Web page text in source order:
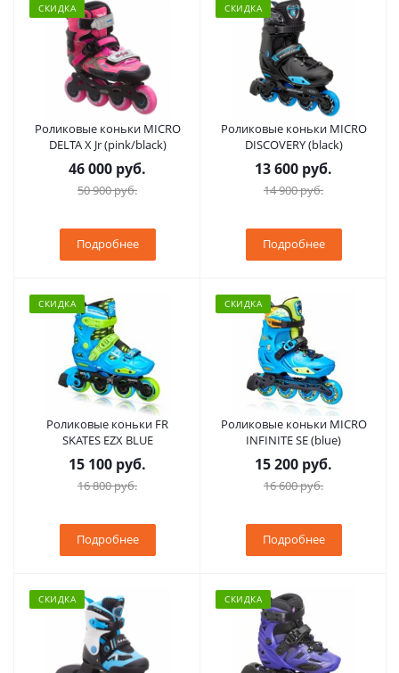
СКИДКА
Роликовые коньки MICRO
DELTA X Jr (pink/black)
46 000 руб.
50 900 руб.
Подробнее
СКИДКА
Роликовые коньки MICRO
DISCOVERY (black)
13 600 руб.
14 900 руб.
Подробнее
СКИДКА
Роликовые коньки FR
SKATES EZX BLUE
15 100 руб.
16 800 руб.
Подробнее
СКИДКА
Роликовые коньки MICRO
INFINITE SE (blue)
15 200 руб.
16 600 руб.
Подробнее
СКИДКА СКИДКА